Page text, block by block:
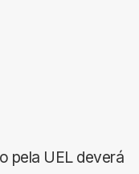
pela UEL deverá